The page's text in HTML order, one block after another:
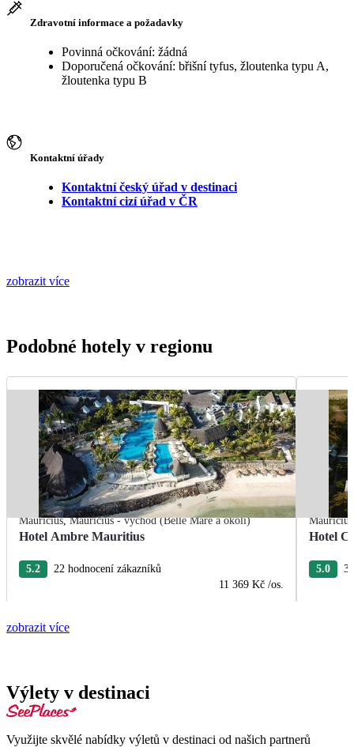
Zdravotní informace a požadavky
Povinná očkování: žádná
Doporučená očkování: břišní tyfus, žloutenka typu A,
žloutenka typu B
Kontaktní úřady
Kontaktní český úřad v destinaci
Kontaktní cizí úřad v ČR
zobrazit více
Podobné hotely v regionu
Mauricius,Mauricius - východ (Belle Mare a okolí)
Hotel Ambre Mauritius
5.2
22 hodnocení zákazníků
11 369 Kč /os.
Mauricius
Hotel
5.0 3
zobrazit více
Výlety v destinaci
Využijte skvělé nabídky výletů v destinaci od našich partnerů